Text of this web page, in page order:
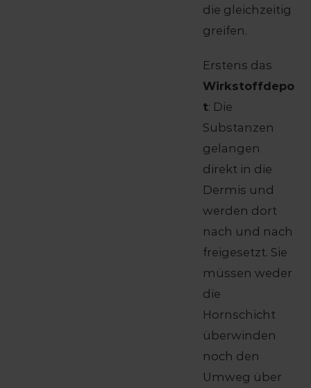
die gleichzeitig
greifen.
Erstens das
Wirkstoffdepo
t: Die
Substanzen
gelangen
direkt in die
Dermis und
werden dort
nach und nach
freigesetzt. Sie
müssen weder
die
Hornschicht
überwinden
noch den
Umweg über